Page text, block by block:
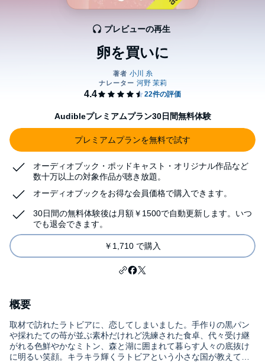
卵を買いに
プレビューの再生
Audibleプレミアムプラン30日間無料体験
プレミアムプランを無料で試す
オーディオブック・ポッドキャスト・オリジナル作品など
数十万以上の対象作品が聴き放題。
オーディオブックをお得な会員価格で購入できます。
30日間の無料体験後は月額￥1500で自動更新します。いつ
でも退会できます。
￥1,710 で購入
概要
取材で訪れたラトビアに、恋してしまいました。手作りの黒パン
や採れたての苺が並ぶ素朴だけれど洗練された食卓、代々受け継
がれる色鮮やかなミトン、森と湖に囲まれて暮らす人々の底抜け
に明るい笑顔。キラキラ輝くラトビアという小さな国が教えてく